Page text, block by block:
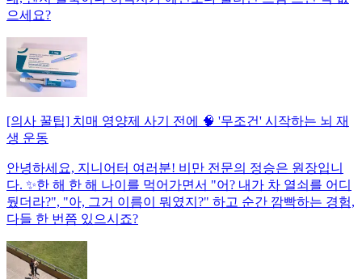
으세요?
[의사 꿀팁] 치매 영양제 사기 전에 🧠 '무조건' 시작하는 뇌 재
생 운동
안녕하세요, 지니어터 여러분! 비만 전문의 정승은 원장입니
다. ✨한 해 한 해 나이를 먹어가면서 "어? 내가 차 열쇠를 어디
뒀더라?", "아, 그거 이름이 뭐였지?" 하고 순간 깜빡하는 경험,
다들 한 번쯤 있으시죠?